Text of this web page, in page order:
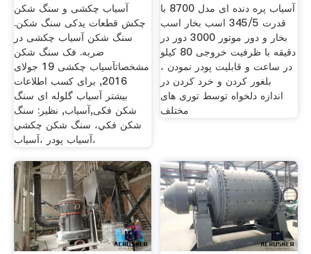
آسیاب چکشی و سنگ شکن
چکش قطعات یدکی سنگ شکن.
سنگ شکن آسیاب چکشی در
ضربه. فک سنگ شکن
مشخصات آسیاب چکشی 19 جولای
2016, برای کسب اطلاعات
بیشتر آسیاب گلوله ای سنگ
شکن فکی,آسیاب, نظير: سنگ
شكن فكي، سنگ شكن چكشي
،آسياب پودر ،آسياب
آسیاب پره دنده ای مدل 8700 با
قدرت 345/5 اسب بخار اسب
بخار و دور موتور 3000 دور در
دقیقه با ظرفیت خروجی 80 کیلو
در ساعت و قابلیت پودر نمودن ،
بلغور کردن و خرد کردن در
اندازه دلخواه توسط توری های
مختلف